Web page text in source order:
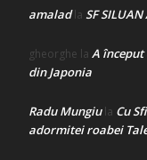
amaladla SF SILUAN
gheorghe la A
din Japonia
Radu Mungiula Cu
adormitei roabei